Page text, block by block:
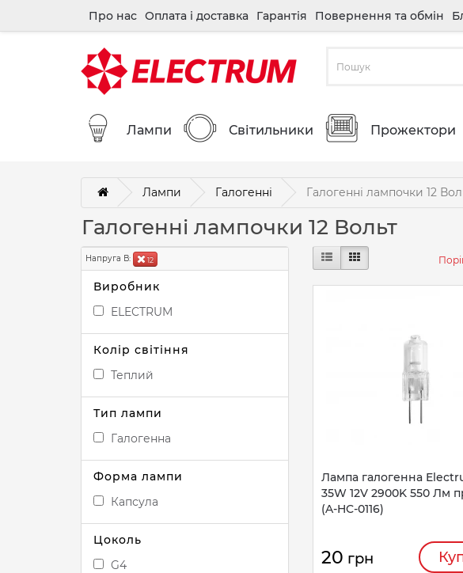
Про нас Оплата і доставка Гарантія Повернення та обмін
Лампи Світильники Прожектори
Лампи Галогенні Галогенні лампочки 12
Галогенні лампочки 12 Вольт
Напруга В: 12
Виробник
ELECTRUM
Колір світіння
Теплий
Тип лампи
Галогенна
Форма лампи
Капсула
Цоколь
G4
Лампа галогенна
35W 12V 2900K 550 Лм
(A-HC-0116)
20 грн